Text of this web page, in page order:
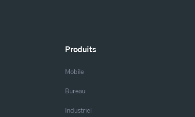
Produits
Mobile
Bureau
Industriel